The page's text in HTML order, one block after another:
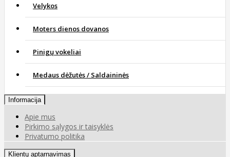
Velykos
Moters dienos dovanos
Pinigų vokeliai
Medaus dėžutės / Saldaininės
Informacija
Apie mus
Pirkimo sąlygos ir taisyklės
Privatumo politika
Klientų aptarnavimas